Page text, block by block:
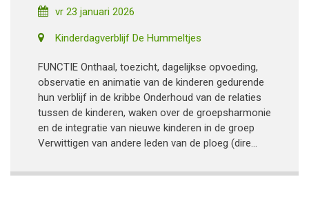
vr 23 januari 2026
Kinderdagverblijf De Hummeltjes
FUNCTIE Onthaal, toezicht, dagelijkse opvoeding,
observatie en animatie van de kinderen gedurende
hun verblijf in de kribbe Onderhoud van de relaties
tussen de kinderen, waken over de groepsharmonie
en de integratie van nieuwe kinderen in de groep
Verwittigen van andere leden van de ploeg (dire...